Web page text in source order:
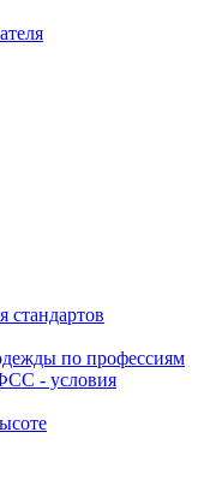
стандартов
по профессиям
- условия